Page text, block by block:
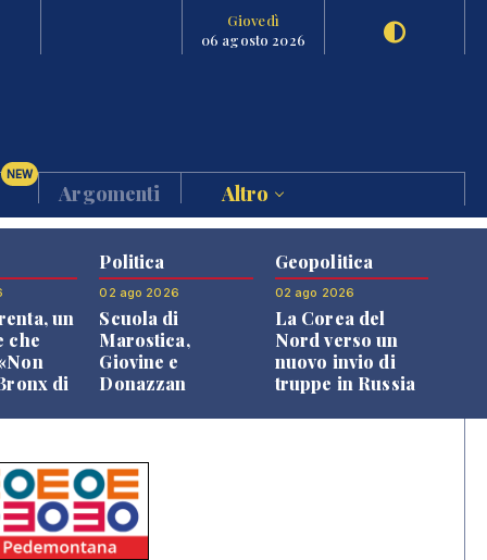
Giovedì
06 agosto 2026
NEW
Argomenti Altro
un
che
di
Politica
02 ago 2026
Scuola di
Marostica,
Giovine e
Donazzan
Geopolitica
02 ago 2026
La Corea del
Nord verso un
nuovo invio di
truppe in Russia